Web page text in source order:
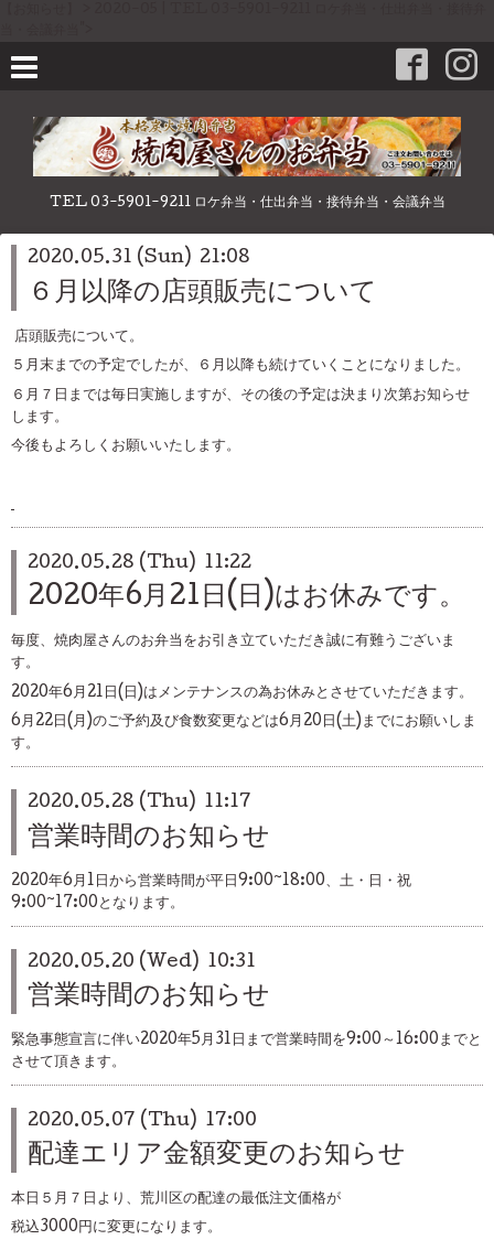
TEL 03-5901-9211 ロケ弁当・仕出弁当・接待弁当・会議弁当
2020.05.31 (Sun) 21:08
６月以降の店頭販売について
店頭販売について。
５月末までの予定でしたが、６月以降も続けていくことになりました。
６月７日までは毎日実施しますが、その後の予定は決まり次第お知らせ
します。
今後もよろしくお願いいたします。
2020.05.28 (Thu) 11:22
2020年6月21日(日)はお休みです。
毎度、焼肉屋さんのお弁当をお引き立ていただき誠に有難うございま
す。
2020年6月21日(日)はメンテナンスの為お休みとさせていただきます。
6月22日(月)のご予約及び食数変更などは6月20日(土)までにお願いしま
す。
2020.05.28 (Thu) 11:17
営業時間のお知らせ
2020年6月1日から営業時間が平日9:00~18:00、土・日・祝
9:00~17:00となります。
2020.05.20 (Wed) 10:31
営業時間のお知らせ
緊急事態宣言に伴い2020年5月31日まで営業時間を9:00～16:00までと
させて頂きます。
2020.05.07 (Thu) 17:00
配達エリア金額変更のお知らせ
本日５月７日より、荒川区の配達の最低注文価格が
税込3000円に変更になります。